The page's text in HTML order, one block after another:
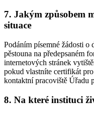
7. Jakým způsobem
situace
Podáním písemné žádosti o
pěstouna na předepsaném
internetových stránek
pokud vlastníte certifikát
kontaktní pracoviště Úřadu
8. Na které instituci